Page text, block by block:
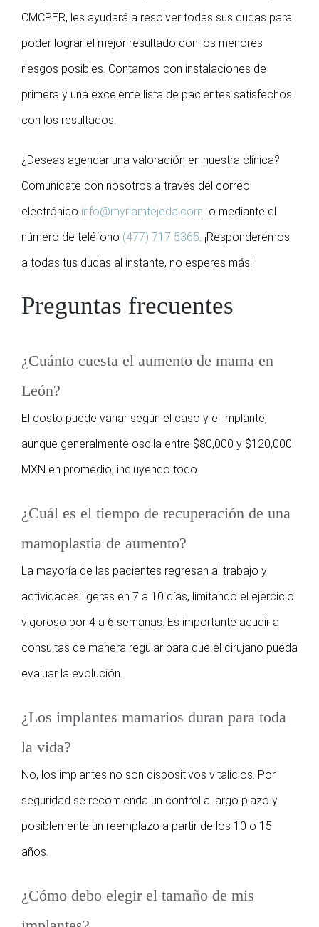
CMCPER, les ayudará a resolver todas sus dudas para
poder lograr el mejor resultado con los menores
riesgos posibles. Contamos con instalaciones de
primera y una excelente lista de pacientes satisfechos
con los resultados.
¿Deseas agendar una valoración en nuestra clínica?
Comunícate con nosotros a través del correo
electrónico info@myriamtejeda.com o mediante el
número de teléfono (477) 717 5365. ¡Responderemos
a todas tus dudas al instante, no esperes más!
Preguntas frecuentes
¿Cuánto cuesta el aumento de mama en
León?
El costo puede variar según el caso y el implante,
aunque generalmente oscila entre $80,000 y $120,000
MXN en promedio, incluyendo todo.
¿Cuál es el tiempo de recuperación de una
mamoplastia de aumento?
La mayoría de las pacientes regresan al trabajo y
actividades ligeras en 7 a 10 días, limitando el ejercicio
vigoroso por 4 a 6 semanas. Es importante acudir a
consultas de manera regular para que el cirujano pueda
evaluar la evolución.
¿Los implantes mamarios duran para toda
la vida?
No, los implantes no son dispositivos vitalicios. Por
seguridad se recomienda un control a largo plazo y
posiblemente un reemplazo a partir de los 10 o 15
años.
¿Cómo debo elegir el tamaño de mis